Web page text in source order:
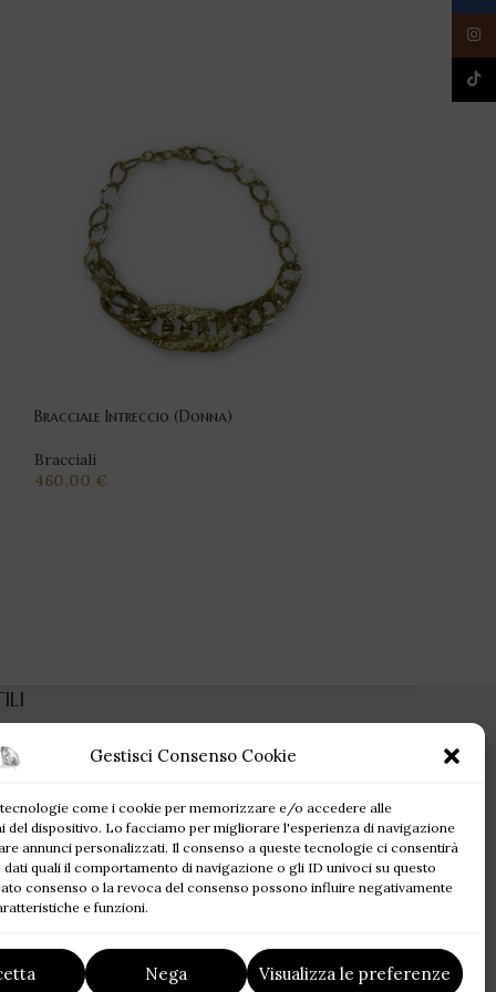
Gestisci Consenso Cookie
come i cookie per memorizzare e/o accedere alle
del dispositivo. Lo facciamo per migliorare l'esperienza di navigazione
annunci personalizzati. Il consenso a queste tecnologie ci consentirà
dati quali il comportamento di navigazione o gli ID univoci su questo
consenso o la revoca del consenso possono influire negativamente
e funzioni.
Nega Visualizza le preferenze
Bracciale Intreccio (Donna)
Bracciali
460,00 €
(UE)
rimborso e
Spedizione
condizioni